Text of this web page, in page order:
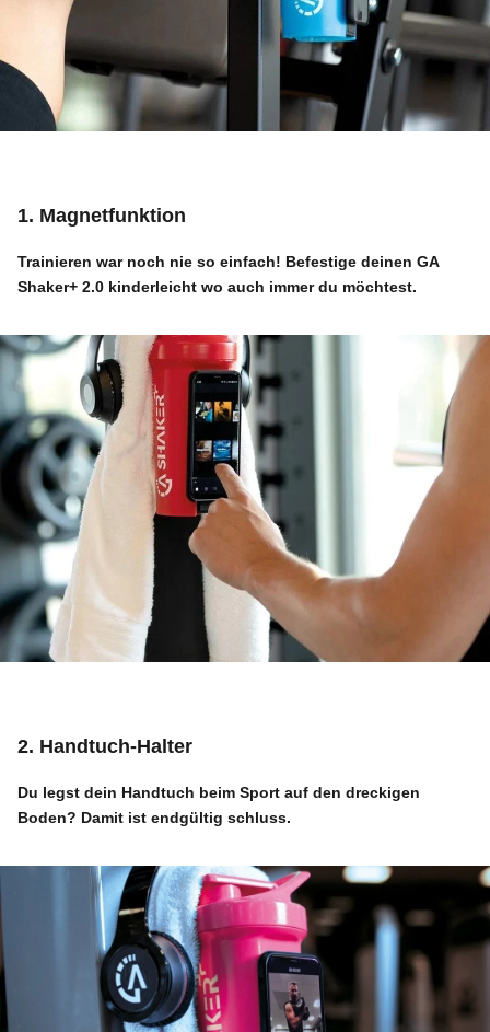
1. Magnetfunktion
Trainieren war noch nie so einfach! Befestige deinen GA
Shaker+ 2.0 kinderleicht wo auch immer du möchtest.
2. Handtuch-Halter
Du legst dein Handtuch beim Sport auf den dreckigen
Boden? Damit ist endgültig schluss.